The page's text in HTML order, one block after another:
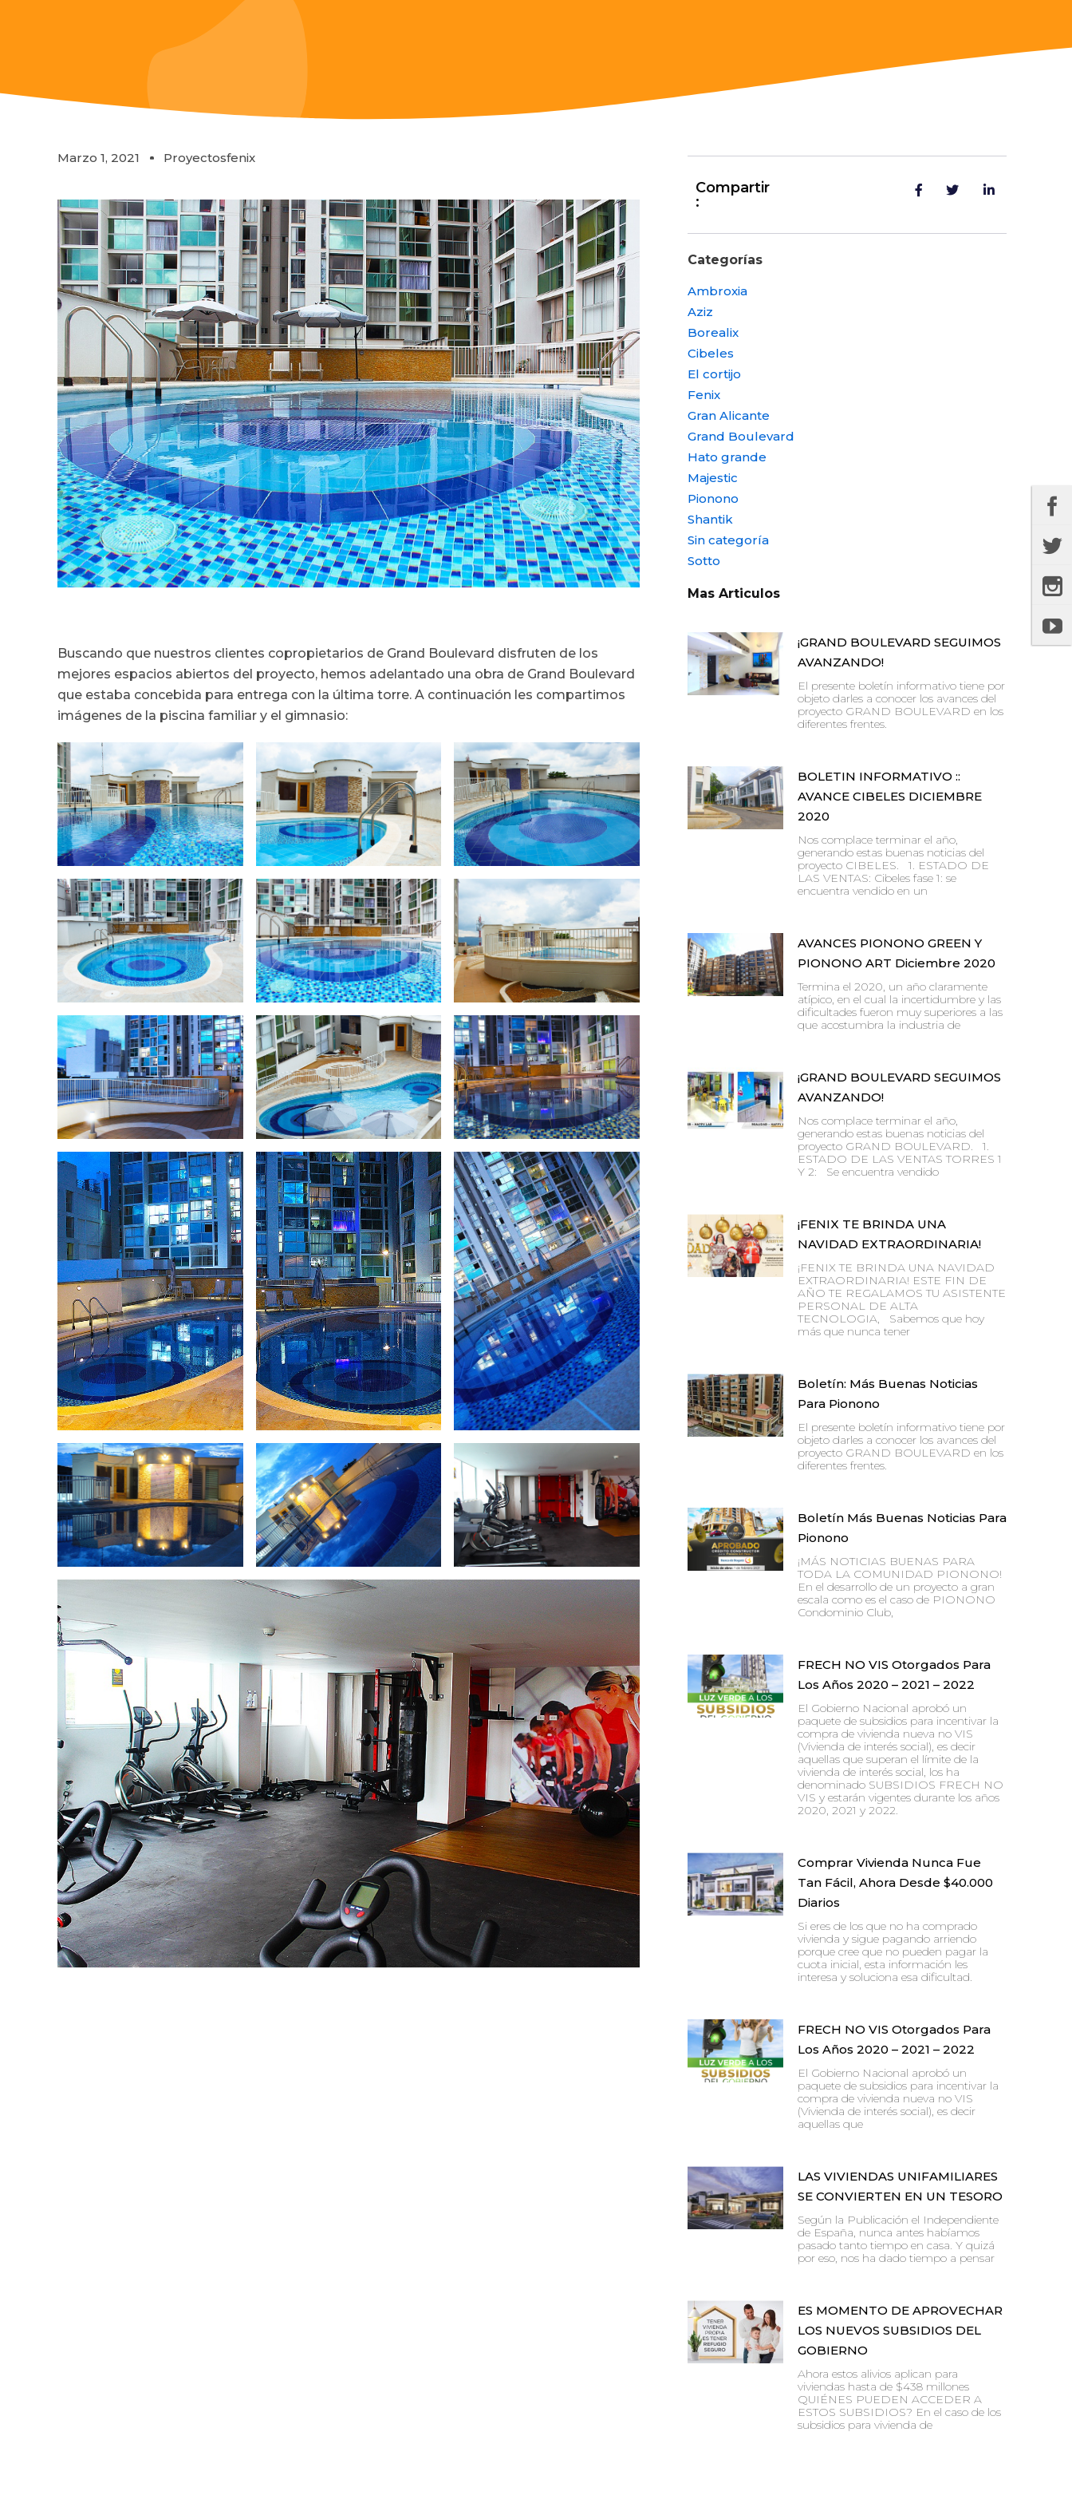
Marzo 1, 2021 Proyectosfenix
Buscando que nuestros clientes copropietarios de Grand Boulevard disfruten de los
mejores espacios abiertos del proyecto, hemos adelantado una obra de Grand Boulevard
que estaba concebida para entrega con la última torre. A continuación les compartimos
imágenes de la piscina familiar y el gimnasio:
Compartir
:
Categorías
Ambroxia
Aziz
Borealix
Cibeles
El cortijo
Fenix
Gran Alicante
Grand Boulevard
Hato grande
Majestic
Pionono
Shantik
Sin categoría
Sotto
Mas Articulos
¡GRAND BOULEVARD SEGUIMOS
AVANZANDO!
El presente boletín informativo tiene por
objeto darles a conocer los avances del
proyecto GRAND BOULEVARD en los
diferentes frentes.
BOLETIN INFORMATIVO ::
AVANCE CIBELES DICIEMBRE
2020
Nos complace terminar el año,
generando estas buenas noticias del
proyecto CIBELES. 1. ESTADO DE
LAS VENTAS: Cibeles fase 1: se
encuentra vendido en un
AVANCES PIONONO GREEN Y
PIONONO ART Diciembre 2020
Termina el 2020, un año claramente
atípico, en el cual la incertidumbre y las
dificultades fueron muy superiores a las
que acostumbra la industria de
¡GRAND BOULEVARD SEGUIMOS
AVANZANDO!
Nos complace terminar el año,
generando estas buenas noticias del
proyecto GRAND BOULEVARD. 1.
ESTADO DE LAS VENTAS TORRES 1
Y 2: Se encuentra vendido
¡FENIX TE BRINDA UNA
NAVIDAD EXTRAORDINARIA!
¡FENIX TE BRINDA UNA NAVIDAD
EXTRAORDINARIA! ESTE FIN DE
AÑO TE REGALAMOS TU ASISTENTE
PERSONAL DE ALTA
TECNOLOGIA, Sabemos que hoy
más que nunca tener
Boletín: Más Buenas Noticias
Para Pionono
El presente boletín informativo tiene por
objeto darles a conocer los avances del
proyecto GRAND BOULEVARD en los
diferentes frentes.
Boletín Más Buenas Noticias Para
Pionono
¡MÁS NOTICIAS BUENAS PARA
TODA LA COMUNIDAD PIONONO!
En el desarrollo de un proyecto a gran
escala como es el caso de PIONONO
Condominio Club,
FRECH NO VIS Otorgados Para
Los Años 2020 – 2021 – 2022
El Gobierno Nacional aprobó un
paquete de subsidios para incentivar la
compra de vivienda nueva no VIS
(Vivienda de interés social), es decir
aquellas que superan el límite de la
vivienda de interés social, los ha
denominado SUBSIDIOS FRECH NO
VIS y estarán vigentes durante los años
2020, 2021 y 2022.
Comprar Vivienda Nunca Fue
Tan Fácil, Ahora Desde $40.000
Diarios
Si eres de los que no ha comprado
vivienda y sigue pagando arriendo
porque cree que no pueden pagar la
cuota inicial, esta información les
interesa y soluciona esa dificultad.
FRECH NO VIS Otorgados Para
Los Años 2020 – 2021 – 2022
El Gobierno Nacional aprobó un
paquete de subsidios para incentivar la
compra de vivienda nueva no VIS
(Vivienda de interés social), es decir
aquellas que
LAS VIVIENDAS UNIFAMILIARES
SE CONVIERTEN EN UN TESORO
Según la Publicación el Independiente
de España, nunca antes habíamos
pasado tanto tiempo en casa. Y quizá
por eso, nos ha dado tiempo a pensar
ES MOMENTO DE APROVECHAR
LOS NUEVOS SUBSIDIOS DEL
GOBIERNO
Ahora estos alivios aplican para
viviendas hasta de $438 millones
QUIÉNES PUEDEN ACCEDER A
ESTOS SUBSIDIOS? En el caso de los
subsidios para vivienda de